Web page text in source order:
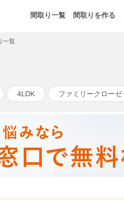
間取り一覧 間取りを作る
一覧
4LDK ファミリークローゼ